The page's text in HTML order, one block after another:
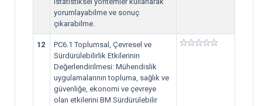
yorumlayabilme ve sonuç
çıkarabilme.
12
PC6.1 Toplumsal, Çevresel ve
Sürdürülebilirlik Etkilerinin
Değerlendirilmesi: Mühendislik
uygulamalarının topluma, sağlık ve
güvenliğe, ekonomi ve çevreye
olan etkilerini BM Sürdürülebilir